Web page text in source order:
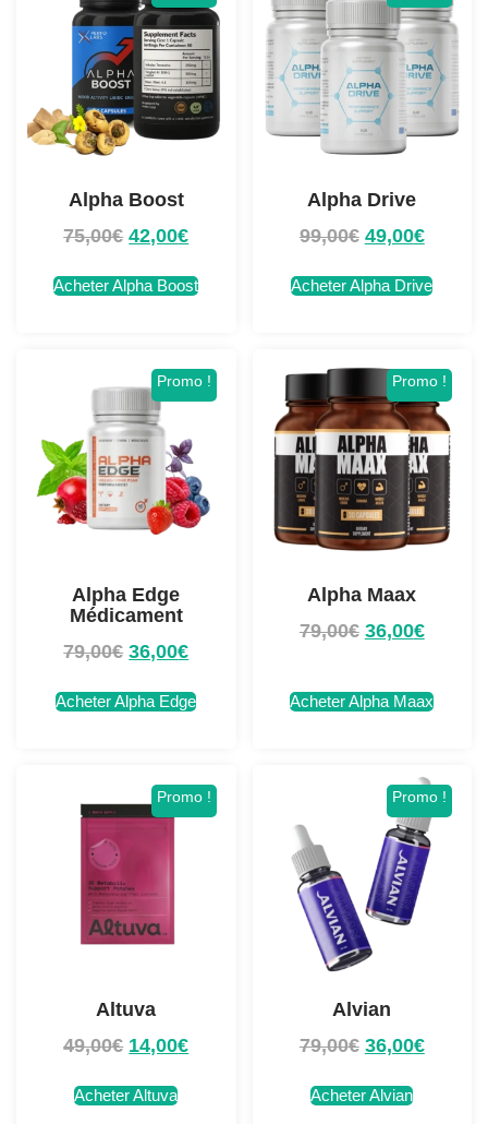
Alpha Boost
75,00€ 42,00€
Acheter Alpha Boost
Alpha Drive
99,00€ 49,00€
Acheter Alpha Drive
Promo !
Alpha Edge
Médicament
79,00€ 36,00€
Acheter Alpha Edge
Promo !
Alpha Maax
79,00€ 36,00€
Acheter Alpha Maax
Promo !
Altuva
49,00€ 14,00€
Acheter Altuva
Promo !
Alvian
79,00€ 36,00€
Acheter Alvian